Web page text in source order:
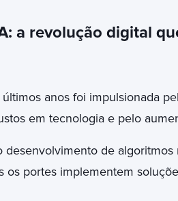
a revolução digital
anos foi impulsionada
em tecnologia e pelo
desenvolvimento de algoritmos
portes implementem